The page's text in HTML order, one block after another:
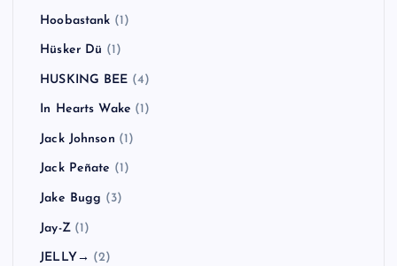
Hoobastank (1)
Hüsker Dü (1)
HUSKING BEE (4)
In Hearts Wake (1)
Jack Johnson (1)
Jack Peñate (1)
Jake Bugg (3)
Jay-Z(1)
JELLY→ (2)